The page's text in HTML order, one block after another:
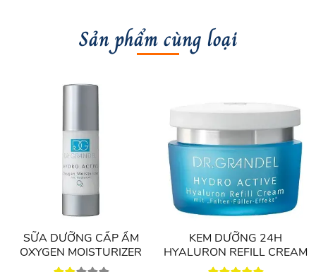
Cetearyl Glucoside, Sodium PCA, Dimethicone
Crosspolymer, Xanthan Gum, Hydrolyzed Wheat
Sodium Hydroxide, Sodium Stearate, Zinc
Gluconate, Sodium Chloride, Phenoxyethanol,
Methylparaben, Propylparaben, Ethylparaben,
Hexyl Cinnamal, Linalool, Limonene, Citronellol,
Coumarin, Eugenol, Parfum (Fragrance), CI
42090 (Blue 1), CI 17200 (Red 33)
Hướng dẫn sử dụng
Sản phẩm cùng loại
SỮA DƯỠNG CẤP ẨM
OXYGEN MOISTURIZER
KEM DƯỠNG 24H
HYALURON REFILL CREAM